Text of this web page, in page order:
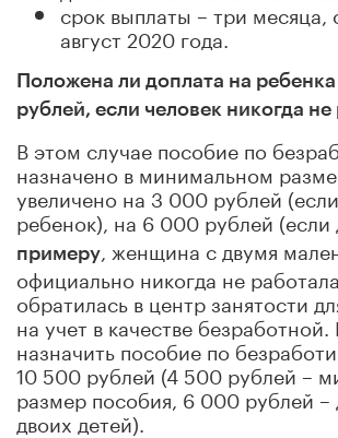
срок выплаты – три месяца,
август 2020 года.
Положена ли доплата на
рублей, если человек никогда не
В этом случае пособие по
назначено в минимальном
увеличено на 3 000 рублей
ребенок), на 6 000 рублей (если
примеру
, женщина с двумя
официально никогда не
обратилась в центр занятости
на учет в качестве
назначить пособие по
10 500 рублей (4 500 рублей –
размер пособия, 6 000 рублей –
двоих детей).